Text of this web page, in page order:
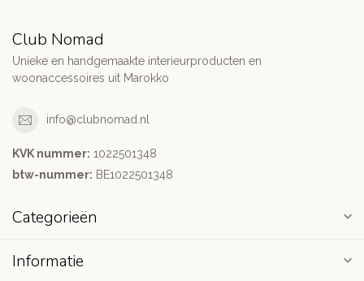
Club Nomad
Unieke en handgemaakte interieurproducten en
woonaccessoires uit Marokko
info@clubnomad.nl
KVK nummer: 1022501348
btw-nummer: BE1022501348
Categorieën
Informatie